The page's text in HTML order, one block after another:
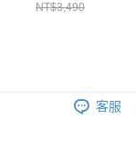
NT$3,490
客服